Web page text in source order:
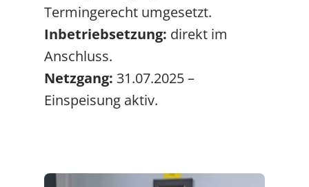
Termingerecht umgesetzt.
Inbetriebsetzung: direkt im
Anschluss.
Netzgang: 31.07.2025–
Einspeisung aktiv.